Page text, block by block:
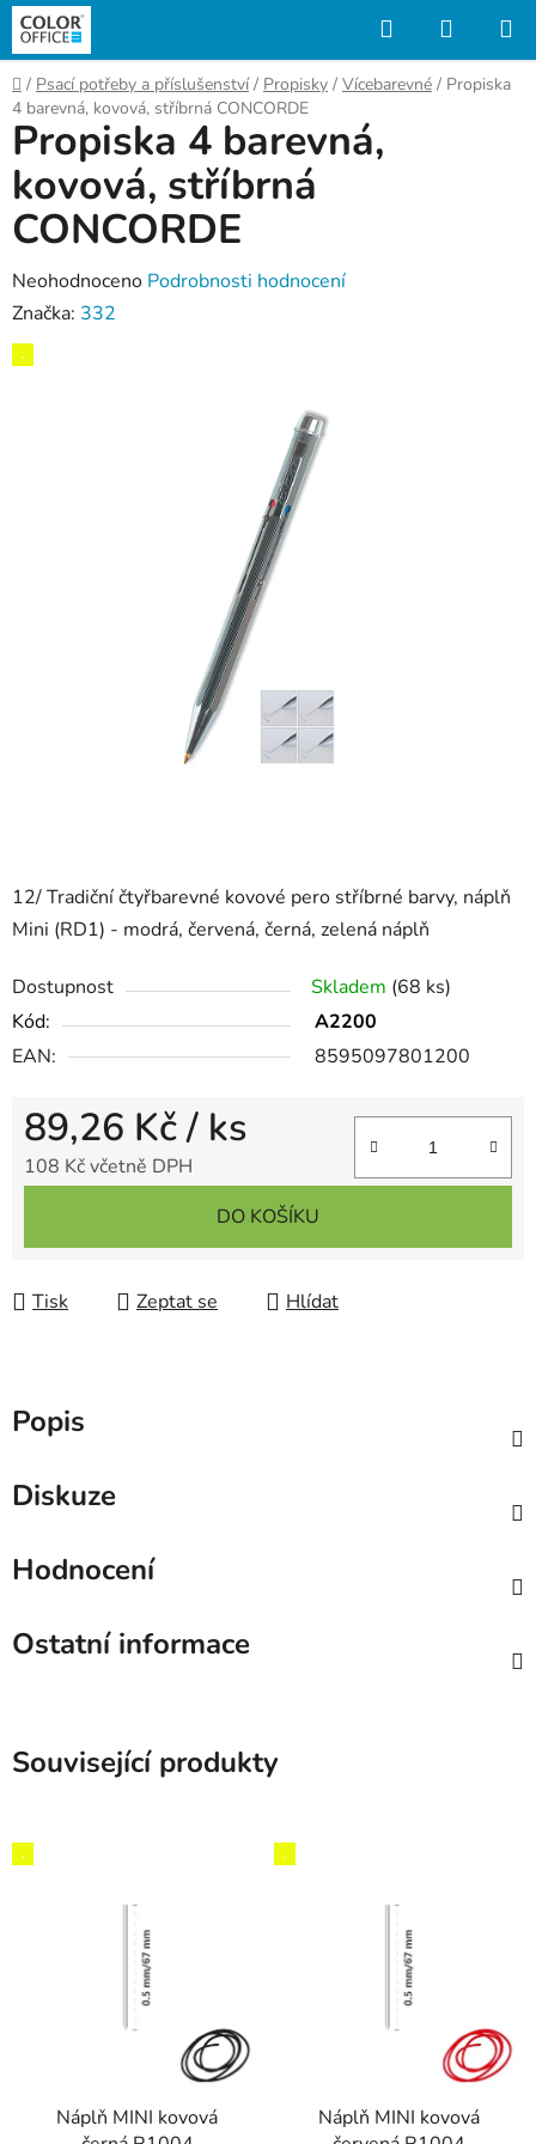
Přejít
obsah
Hledat
KOŠÍK
Domů
/ Psací potřeby a příslušenství / Propisky / Vícebarevné / Propiska
4 barevná, kovová, stříbrná CONCORDE
12/ Tradiční čtyřbarevné kovové pero stříbrné barvy, náplň
Mini (RD1) - modrá, červená, černá, zelená náplň
Dostupnost Skladem (68 ks)
Kód:
A2200
EAN:
8595097801200
89,26 Kč/ ks
108 Kč včetně DPH
DO KOŠÍKU
Tisk Zeptat se Hlídat
Propiska 4 barevná,
kovová, stříbrná
CONCORDE
Průměrné
hodnocení
produktu
Neohodnoceno Podrobnosti hodnocení
Značka: 332
,
Popis
Diskuze
Hodnocení
Ostatní informace
Související produkty
,
Náplň MINI kovová
,
Náplň MINI kovová